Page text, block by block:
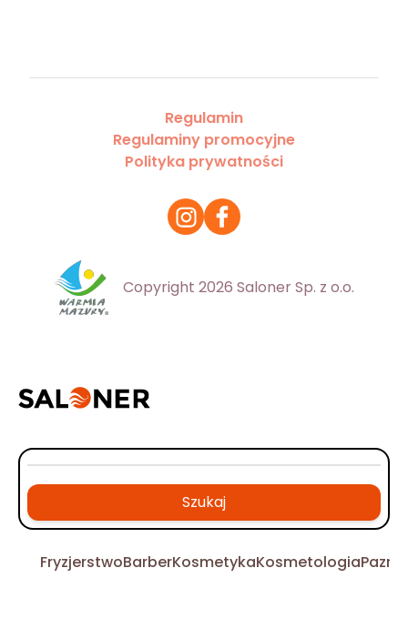
Regulamin
Regulaminy promocyjne
Polityka prywatności
Copyright 2026 Saloner Sp. z o.o.
Szukaj
FryzjerstwoBarberKosmetykaKosmetologia